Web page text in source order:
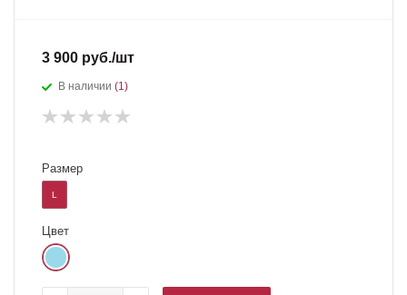
3 900 руб./шт
В наличии (1)
Размер
L
Цвет